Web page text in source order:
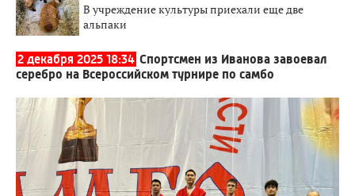
В учреждение культуры приехали еще две
альпаки
2 декабря 2025 18:34 Спортсмен из Иванова завоевал
серебро на Всероссийском турнире по самбо